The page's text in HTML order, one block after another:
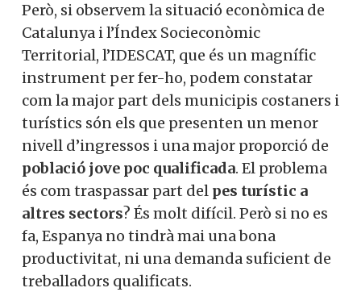
Però, si observem la situació econòmica de
Catalunya i l’Índex Socieconòmic
Territorial, l’IDESCAT, que és un magnífic
instrument per fer-ho, podem constatar
com la major part dels municipis costaners i
turístics són els que presenten un menor
nivell d’ingressos i una major proporció de
població jove poc qualificada. El problema
és com traspassar part del pes turístic a
altres sectors? És molt difícil. Però si no es
fa, Espanya no tindrà mai una bona
productivitat, ni una demanda suficient de
treballadors qualificats.